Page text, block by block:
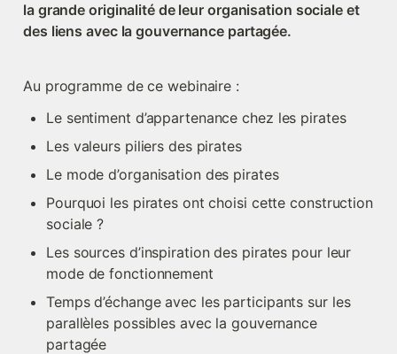
la grande originalité de leur organisation sociale et
des liens avec la gouvernance partagée.
Au programme de ce webinaire :
Le sentiment d’appartenance chez les pirates
Les valeurs piliers des pirates
Le mode d’organisation des pirates
Pourquoi les pirates ont choisi cette construction
sociale ?
Les sources d’inspiration des pirates pour leur
mode de fonctionnement
Temps d’échange avec les participants sur les
parallèles possibles avec la gouvernance
partagée